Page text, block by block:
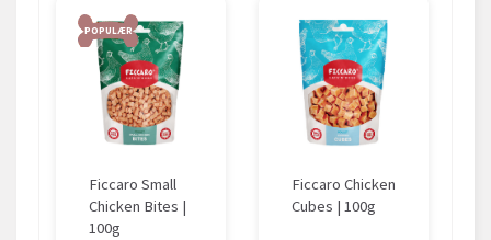
POPULÆR
Ficcaro Small
Chicken Bites |
100g
Ficcaro Chicken
Cubes | 100g